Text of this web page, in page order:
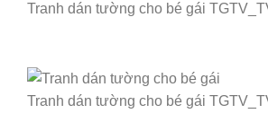
Tranh dán tường cho bé gái
Tranh dán tường cho bé gái